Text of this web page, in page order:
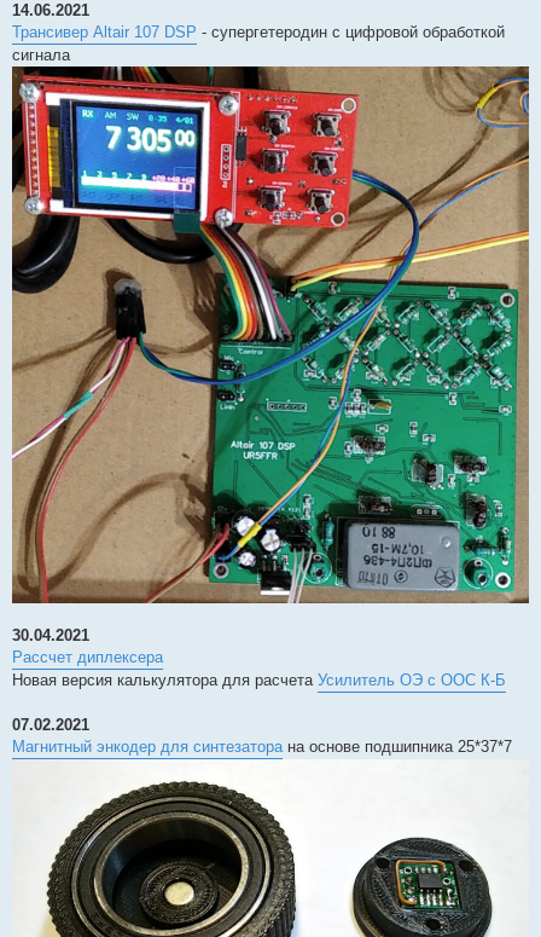
14.06.2021
Трансивер Altair 107 DSP - супергетеродин с цифровой обработкой
сигнала
30.04.2021
Рассчет диплексера
Новая версия калькулятора для расчета Усилитель ОЭ с ООС К-Б
07.02.2021
Магнитный энкодер для синтезатора на основе подшипника 25*37*7